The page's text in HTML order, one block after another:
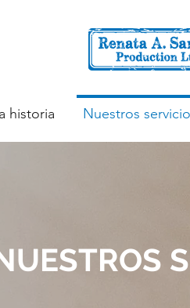
historia Nuestros